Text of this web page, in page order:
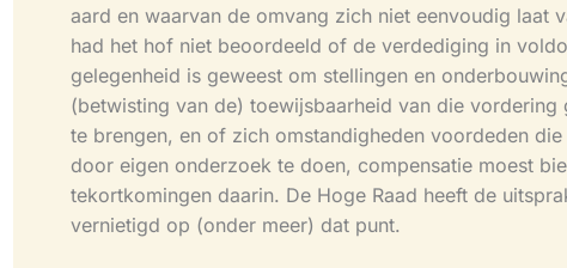
aard en waarvan de omvang zich niet eenvoudig laat
had het hof niet beoordeeld of de verdediging in
gelegenheid is geweest om stellingen en
(betwisting van de) toewijsbaarheid van die vordering
te brengen, en of zich omstandigheden voordeden
door eigen onderzoek te doen, compensatie moest
tekortkomingen daarin. De Hoge Raad heeft de
vernietigd op (onder meer) dat punt.